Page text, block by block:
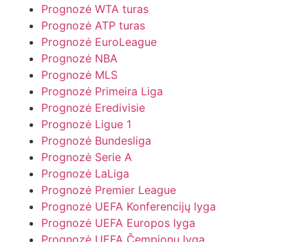
Prognozė WTA turas
Prognozė ATP turas
Prognozė EuroLeague
Prognozė NBA
Prognozė MLS
Prognozė Primeira Liga
Prognozė Eredivisie
Prognozė Ligue 1
Prognozė Bundesliga
Prognozė Serie A
Prognozė LaLiga
Prognozė Premier League
Prognozė UEFA Konferencijų lyga
Prognozė UEFA Europos lyga
Prognozė UEFA Čempionų lyga